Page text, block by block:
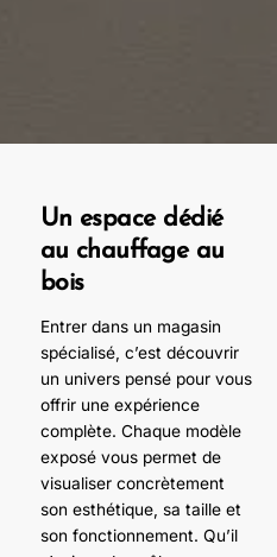
Un espace dédié
au chauffage au
bois
Entrer dans un magasin
spécialisé, c’est découvrir
un univers pensé pour vous
offrir une expérience
complète. Chaque modèle
exposé vous permet de
visualiser concrètement
son esthétique, sa taille et
son fonctionnement. Qu’il